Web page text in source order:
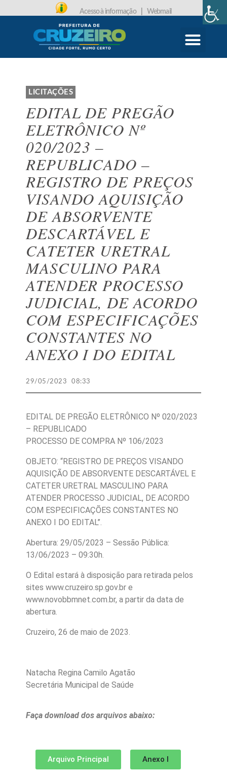
Acesso à informação Webmail
LICITAÇÕES
EDITAL DE PREGÃO
ELETRÔNICO Nº
020/2023 –
REPUBLICADO –
REGISTRO DE PREÇOS
VISANDO AQUISIÇÃO
DE ABSORVENTE
DESCARTÁVEL E
CATETER URETRAL
MASCULINO PARA
ATENDER PROCESSO
JUDICIAL, DE ACORDO
COM ESPECIFICAÇÕES
CONSTANTES NO
ANEXO I DO EDITAL
29/05/2023 08:33
EDITAL DE PREGÃO ELETRÔNICO Nº 020/2023
– REPUBLICADO
PROCESSO DE COMPRA Nº 106/2023
OBJETO: “REGISTRO DE PREÇOS VISANDO
AQUISIÇÃO DE ABSORVENTE DESCARTÁVEL E
CATETER URETRAL MASCULINO PARA
ATENDER PROCESSO JUDICIAL, DE ACORDO
COM ESPECIFICAÇÕES CONSTANTES NO
ANEXO I DO EDITAL”.
Abertura: 29/05/2023 – Sessão Pública:
13/06/2023 – 09:30h.
O Edital estará à disposição para retirada pelos
sites www.cruzeiro.sp.gov.br e
www.novobbmnet.com.br, a partir da data de
abertura.
Cruzeiro, 26 de maio de 2023.
Natacha Regina Camilo Agatão
Secretária Municipal de Saúde
Faça download dos arquivos abaixo:
Arquivo Principal Anexo I